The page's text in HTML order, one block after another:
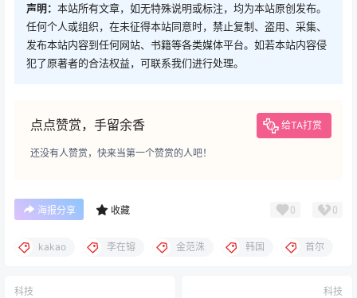
声明： 本站所有文章，如无特殊说明或标注，均为本站原创发布。
任何个人或组织，在未征得本站同意时，禁止复制、盗用、采集、
发布本站内容到任何网站、书籍等各类媒体平台。如若本站内容侵
犯了原著者的合法权益，可联系我们进行处理。
点点赞赏，手留余香 给TA打赏
还没有人赞赏，快来当第一个赞赏的人吧！
海报分享 收藏 0 0
kakao 李在镕 金范洙 韩国 首尔
科技 科技